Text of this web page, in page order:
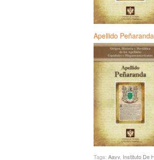
Apellido Peñaranda
Tags: Aavv, Instituto De